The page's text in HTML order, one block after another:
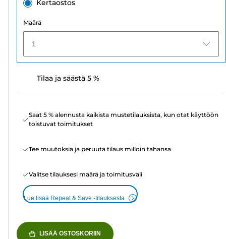
Kertaostos
Määrä
1
Tilaa ja säästä 5 %
Saat 5 % alennusta kaikista mustetilauksista, kun otat käyttöön
toistuvat toimitukset
Tee muutoksia ja peruuta tilaus milloin tahansa
Valitse tilauksesi määrä ja toimitusväli
Lue lisää Repeat & Save -tilauksesta
LISÄÄ OSTOSKORIIN